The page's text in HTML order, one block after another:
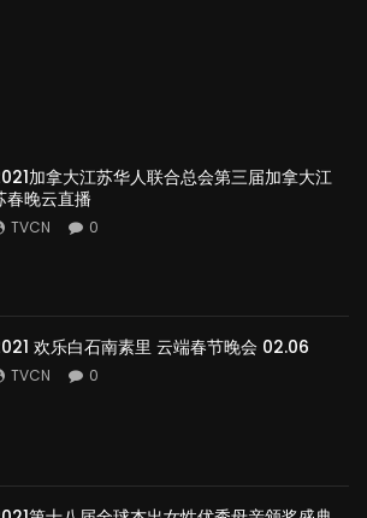
加拿大江苏华人联合总会第三届加拿大江
春晚云直播
TVCN 0
欢乐白石南素里 云端春节晚会 02.06
TVCN 0